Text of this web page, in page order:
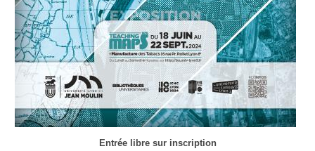
Entrée libre sur inscription